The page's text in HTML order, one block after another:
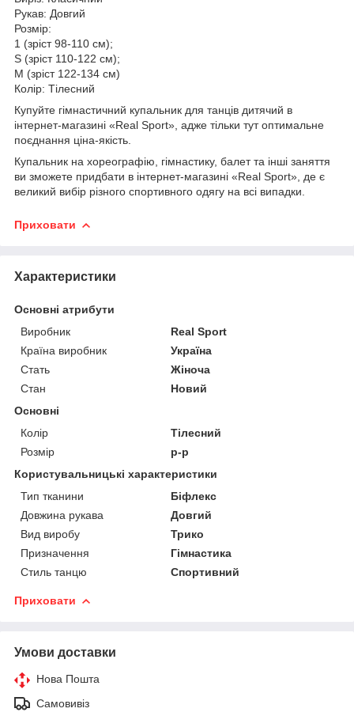
Рукав: Довгий
Розмір:
1 (зріст 98-110 см);
S (зріст 110-122 см);
М (зріст 122-134 см)
Колір: Тілесний
Купуйте гімнастичний купальник для танців дитячий в
інтернет-магазині «Real Sport», адже тільки тут оптимальне
поєднання ціна-якість.
Купальник на хореографію, гімнастику, балет та інші заняття
ви зможете придбати в інтернет-магазині «Real Sport», де є
великий вибір різного спортивного одягу на всі випадки.
Приховати
Характеристики
Основні атрибути
Виробник
Real Sport
Країна виробник
Україна
Стать
Жіноча
Стан
Новий
Основні
Колір
Тілесний
Розмір
р-р
Користувальницькі характеристики
Тип тканини
Біфлекс
Довжина рукава
Довгий
Вид виробу
Трико
Призначення
Гімнастика
Стиль танцю
Спортивний
Приховати
Умови доставки
Нова Пошта
Самовивіз